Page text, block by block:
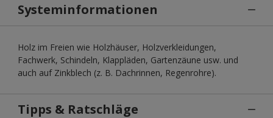
Systeminformationen
Holz im Freien wie Holzhäuser, Holzverkleidungen,
Fachwerk, Schindeln, Klappläden, Gartenzäune usw. und
auch auf Zinkblech (z. B. Dachrinnen, Regenrohre).
Tipps & Ratschläge